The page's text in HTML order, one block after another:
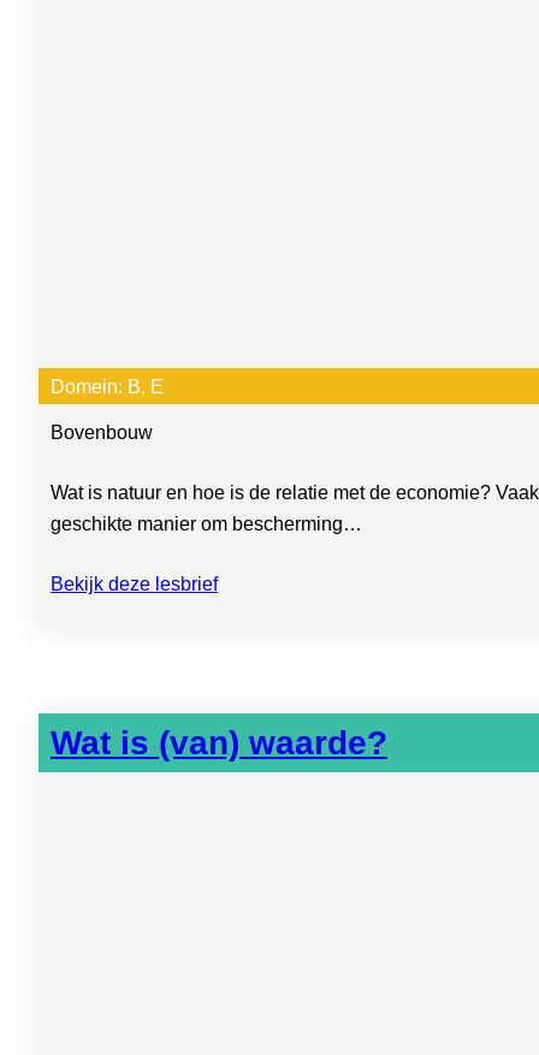
Domein: B, E
Bovenbouw
Wat is natuur en hoe is de relatie met de economie?
geschikte manier om bescherming…
Bekijk deze lesbrief
Wat is (van) waarde?